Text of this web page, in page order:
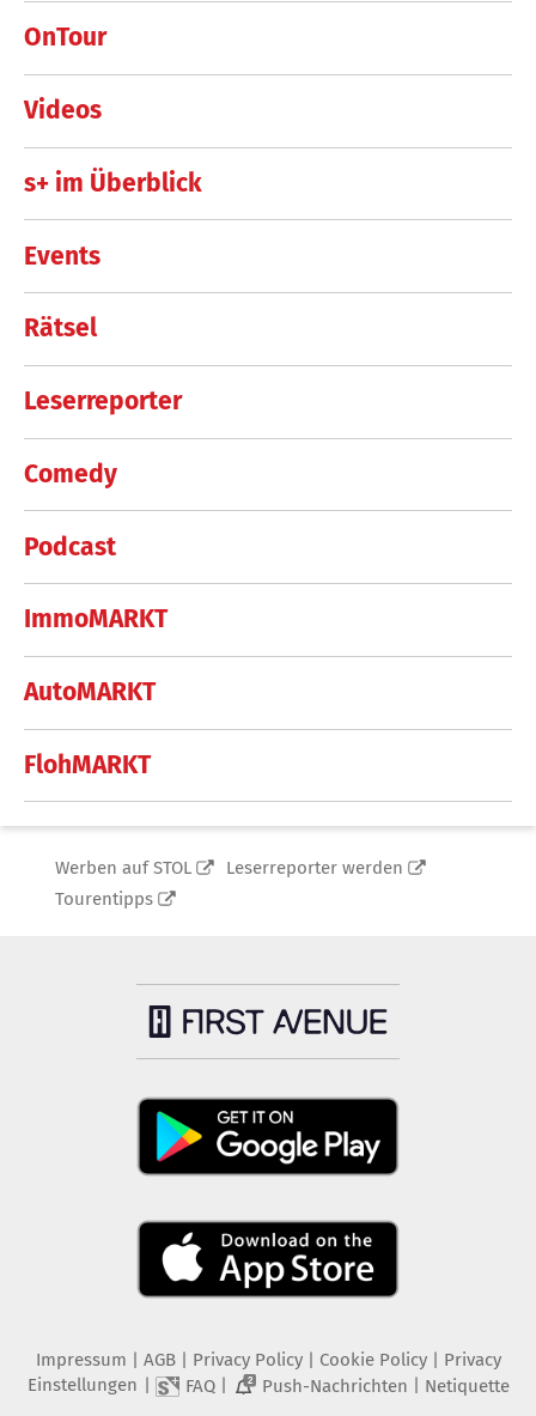
OnTour
Videos
s+ im Überblick
Events
Rätsel
Leserreporter
Comedy
Podcast
ImmoMARKT
AutoMARKT
FlohMARKT
Werben auf STOL
Leserreporter werden
Tourentipps
Impressum AGB Privacy Policy| Cookie Policy| Privacy
Einstellungen
FAQ| 2 Push-Nachrichten Netiquette